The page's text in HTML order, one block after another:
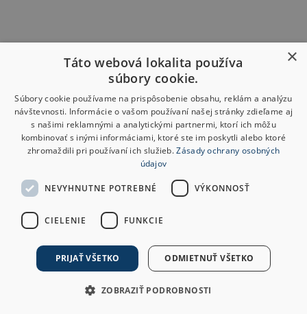
×
Táto webová lokalita používa
súbory cookie.
Súbory cookie používame na prispôsobenie obsahu, reklám a analýzu
návštevnosti. Informácie o vašom používaní našej stránky zdieľame aj
s našimi reklamnými a analytickými partnermi, ktorí ich môžu
kombinovať s inými informáciami, ktoré ste im poskytli alebo ktoré
zhromaždili pri používaní ich služieb.Zásady ochrany osobných
údajov
NEVYHNUTNE POTREBNÉ VÝKONNOSŤ
CIELENIE FUNKCIE
PRIJAŤ VŠETKO ODMIETNUŤ VŠETKO
ZOBRAZIŤ PODROBNOSTI